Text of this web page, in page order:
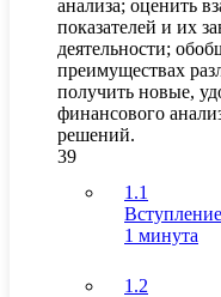
анализа; оценить
показателей и их
деятельности;
преимуществах
получить новые,
финансового
решений.
39
1.1
Вступление
1 минута
1.2